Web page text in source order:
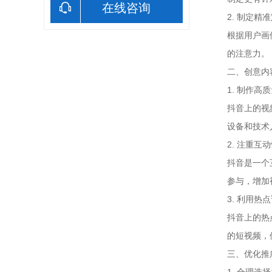
在线咨询
2. 制定精
根据用户画
的注意力。
二、创意内
1. 制作高
抖音上的视
设备和技术
2. 注重互
抖音是一个
参与，增加
3. 利用热
抖音上的热
的短视频
三、优化推